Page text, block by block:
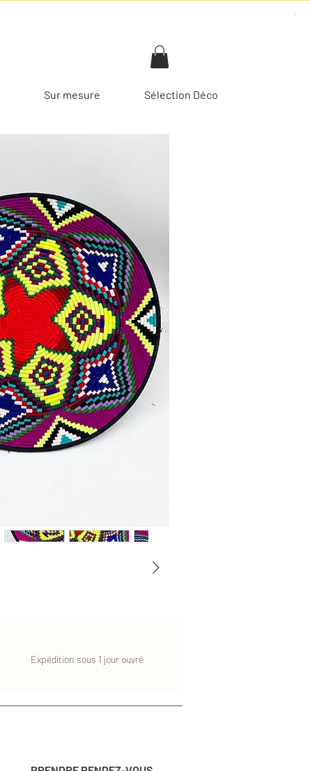
Sur mesure Sélection Déco
Expédition sous 1 jour ouvré